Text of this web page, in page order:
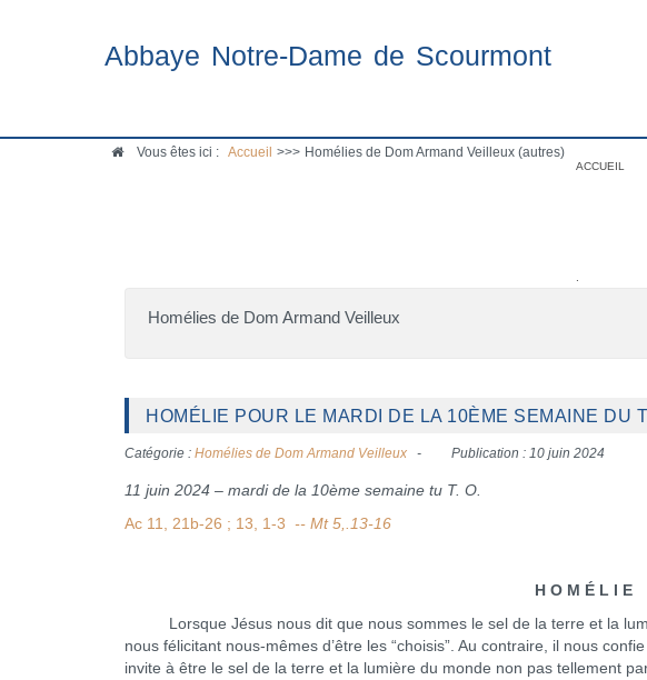
Abbaye Notre-Dame de Scourmont
ACCUEIL
Vous êtes ici : Accueil >>> Homélies de Dom Armand Veilleux (autres)
Homélies de Dom Armand Veilleux
HOMÉLIE POUR LE MARDI DE LA 10ÈME SEMAINE DU
Catégorie : Homélies de Dom Armand Veilleux Publication : 10 juin 2024
11 juin 2024 – mardi de la 10ème semaine tu T. O.
Ac 11, 21b-26 ; 13, 1-3 -- Mt 5,.13-16
H O M É L I E
Lorsque Jésus nous dit que nous sommes le sel de la terre et la
nous félicitant nous-mêmes d’être les “choisis”. Au contraire, il nous
invite à être le sel de la terre et la lumière du monde non pas tellement